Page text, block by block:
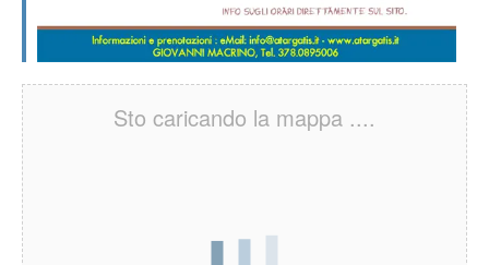
Sto caricando la mappa ....